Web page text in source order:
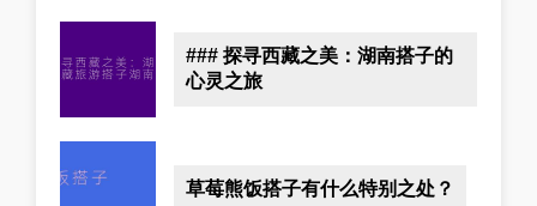
### 探寻西藏之美：湖南搭子的
心灵之旅
草莓熊饭搭子有什么特别之处？